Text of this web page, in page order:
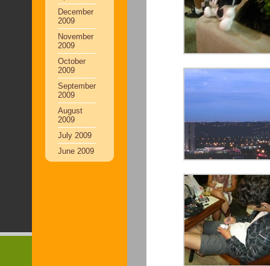
December
2009
November
2009
October
2009
September
2009
August
2009
July 2009
June 2009